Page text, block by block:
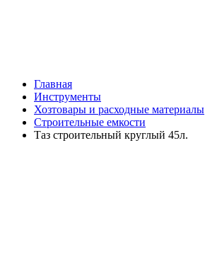
Главная
Инструменты
Хозтовары и расходные материалы
Строительные емкости
Таз строительный круглый 45л.